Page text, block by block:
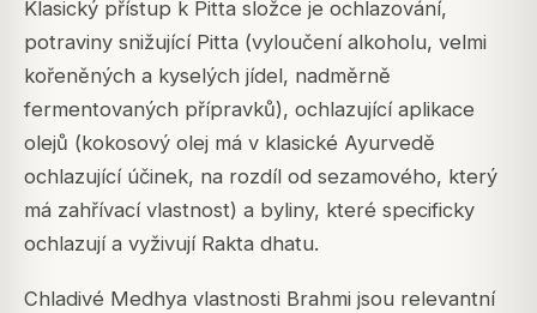
Klasický přístup k Pitta složce je ochlazování,
potraviny snižující Pitta (vyloučení alkoholu, velmi
kořeněných a kyselých jídel, nadměrně
fermentovaných přípravků), ochlazující aplikace
olejů (kokosový olej má v klasické Ayurvedě
ochlazující účinek, na rozdíl od sezamového, který
má zahřívací vlastnost) a byliny, které specificky
ochlazují a vyživují Rakta dhatu.
Chladivé Medhya vlastnosti Brahmi jsou relevantní